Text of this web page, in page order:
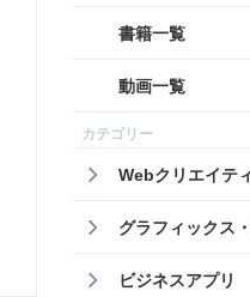
書籍一覧
動画一覧
Webクリエイテ
グラフィックス
ビジネスアプリ